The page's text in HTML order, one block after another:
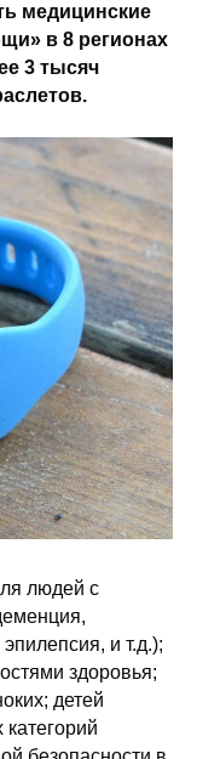
медицинские
в 8 регионах
3 тысяч
людей с
и т.д.);
здоровья;
детей
категорий